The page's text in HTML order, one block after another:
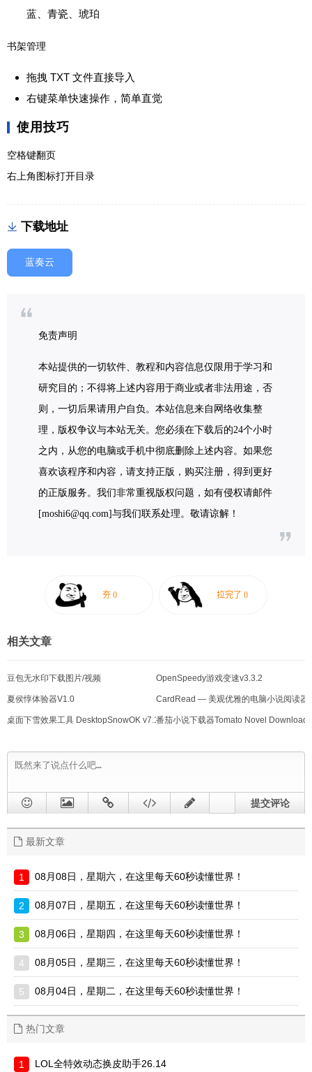
蓝、青瓷、琥珀
书架管理
拖拽 TXT 文件直接导入
右键菜单快速操作，简单直觉
使用技巧
空格键翻页
右上角图标打开目录
下载地址
蓝奏云
免责声明
本站提供的一切软件、教程和内容信息仅限用于学习和
研究目的；不得将上述内容用于商业或者非法用途，否
则，一切后果请用户自负。本站信息来自网络收集整
理，版权争议与本站无关。您必须在下载后的24个小时
之内，从您的电脑或手机中彻底删除上述内容。如果您
喜欢该程序和内容，请支持正版，购买注册，得到更好
的正版服务。我们非常重视版权问题，如有侵权请邮件
[moshi6@qq.com]与我们联系处理。敬请谅解！
相关文章
豆包无水印下载图片/视频 OpenSpeedy游戏变速v3.3.2
夏侯惇体验器V1.0 CardRead — 美观优雅的电脑小说阅读器
桌面下雪效果工具 DesktopSnowOK v7.11番茄小说下载器Tomato Novel
提交评论
最新文章
08月08日，星期六，在这里每天60秒读懂世界！
08月07日，星期五，在这里每天60秒读懂世界！
08月06日，星期四，在这里每天60秒读懂世界！
08月05日，星期三，在这里每天60秒读懂世界！
08月04日，星期二，在这里每天60秒读懂世界！
热门文章
LOL全特效动态换皮助手26.14